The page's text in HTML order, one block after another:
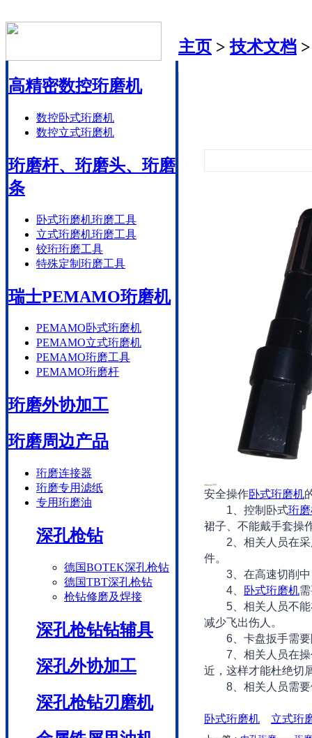
高精密数控珩磨机
数控卧式珩磨机
数控立式珩磨机
珩磨杆、珩磨头、珩磨
条
卧式珩磨机珩磨工具
立式珩磨机珩磨工具
铰珩珩磨工具
特殊定制珩磨工具
瑞士PEMAMO珩磨机
PEMAMO卧式珩磨机
PEMAMO立式珩磨机
PEMAMO珩磨工具
PEMAMO珩磨杆
珩磨外协加工
珩磨周边产品
珩磨连接器
珩磨专用滤纸
专用珩磨油
深孔枪钻
德国BOTEK深孔枪钻
德国TBT深孔枪钻
枪钻修磨及焊接
深孔枪钻钻辅具
深孔外协加工
深孔枪钻刃磨机
主页 >技术文档
安全操作卧式珩磨机
1、控制卧式珩
裙子、不能戴手套操
2、相关人员在采
件。
3、在高速切削中
4、
卧式珩磨机
5、相关人员不能
减少飞出伤人。
6、卡盘扳手需要
7、相关人员在操
近，这样才能杜绝切
8、相关人员需要
卧式珩磨机 立式珩